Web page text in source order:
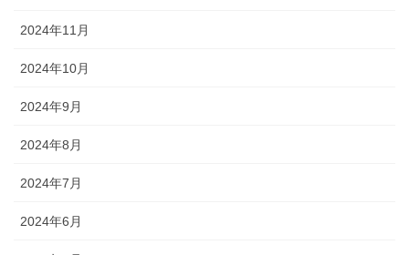
2024年11月
2024年10月
2024年9月
2024年8月
2024年7月
2024年6月